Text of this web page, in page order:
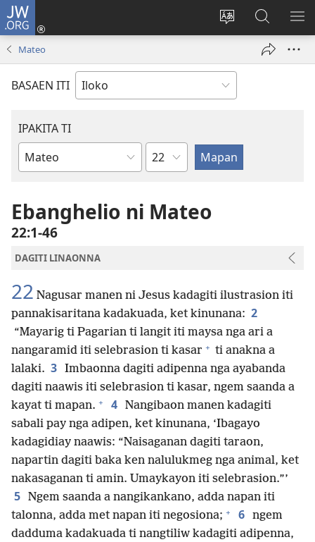
JW.ORG
Baliwan
lengguahe
ti
site
Ag-
log
(manglukat
iti
Agbirok
iti
JW.ORG
Mateo
BASAEN ITI
IPAKITA TI
Libro
Biblia
Kapitulo
Ebanghelio ni Mateo
22:1-46
DAGITI LINAONNA
22 Nagusar manen ni Jesus kadagiti ilustrasion iti
pannakisaritana kadakuada, ket kinunana: 2
“Mayarig ti Pagarian ti langit iti maysa nga ari a
nangaramid iti selebrasion ti kasar + ti anakna a
lalaki. 3 Imbaonna dagiti adipenna nga ayabanda
dagiti naawis iti selebrasion ti kasar, ngem saanda a
kayat ti mapan. + 4 Nangibaon manen kadagiti
sabali pay nga adipen, ket kinunana, ‘Ibagayo
kadagidiay naawis: “Naisaganan dagiti taraon,
napartin dagiti baka ken nalulukmeg nga animal, ket
nakasaganan ti amin. Umaykayon iti selebrasion.”’
5 Ngem saanda a nangikankano, adda napan iti
talonna, adda met napan iti negosiona; + 6 ngem
dadduma kadakuada ti nangtiliw kadagiti adipenna,